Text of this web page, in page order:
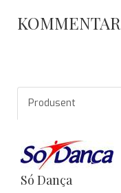
Produsent
Só Dança